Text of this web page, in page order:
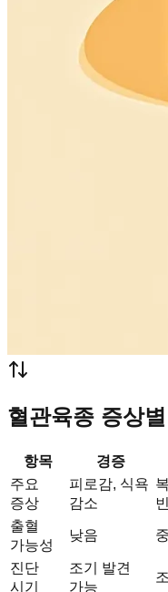
혈관육종 증상
항목 경증
주요
증상
피로감, 식욕
감소
출혈
가능성
낮음
진단
시기
조기 발견
가능